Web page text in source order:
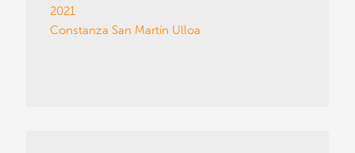
2021
Constanza San Martín Ulloa